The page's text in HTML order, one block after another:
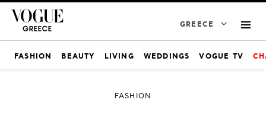
GREECE
FASHION BEAUTY LIVING WEDDINGS VOGUE TV
FASHION